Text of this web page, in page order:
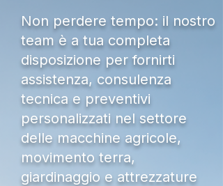
Non perdere tempo: il nostro
team è a tua completa
disposizione per fornirti
assistenza, consulenza
tecnica e preventivi
personalizzati nel settore
delle macchine agricole,
movimento terra,
giardinaggio e attrezzature